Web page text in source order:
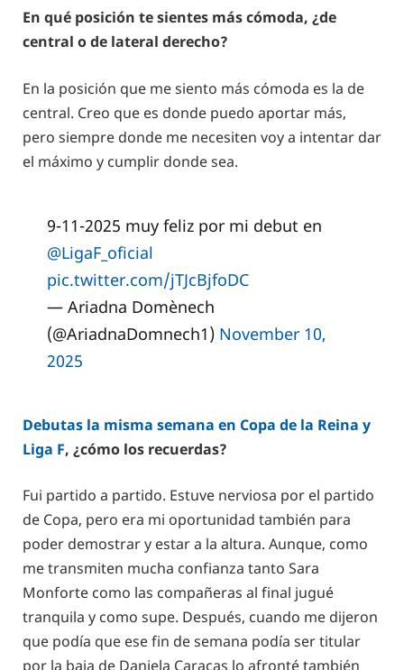
En qué posición te sientes más cómoda, ¿de
central o de lateral derecho?
En la posición que me siento más cómoda es la de
central. Creo que es donde puedo aportar más,
pero siempre donde me necesiten voy a intentar dar
el máximo y cumplir donde sea.
9-11-2025 muy feliz por mi debut en
@LigaF_oficial
pic.twitter.com/jTJcBjfoDC
— Ariadna Domènech
(@AriadnaDomnech1) November 10,
2025
Debutas la misma semana en Copa de la Reina y
Liga F, ¿cómo los recuerdas?
Fui partido a partido. Estuve nerviosa por el partido
de Copa, pero era mi oportunidad también para
poder demostrar y estar a la altura. Aunque, como
me transmiten mucha confianza tanto Sara
Monforte como las compañeras al final jugué
tranquila y como supe. Después, cuando me dijeron
que podía que ese fin de semana podía ser titular
por la baja de Daniela Caracas lo afronté también